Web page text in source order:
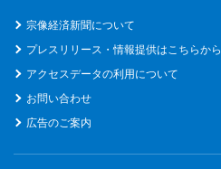
宗像経済新聞について
プレスリリース・情報提供はこちらから
アクセスデータの利用について
お問い合わせ
広告のご案内